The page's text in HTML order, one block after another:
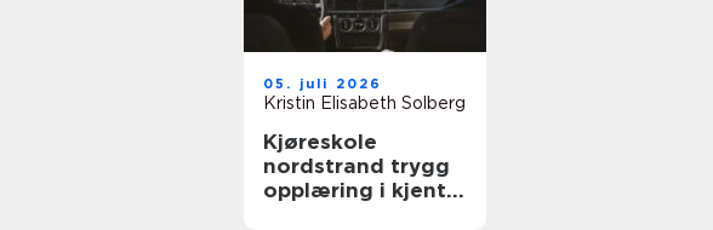
05. juli 2026
Kristin Elisabeth Solberg
Kjøreskole
nordstrand trygg
opplæring i kjente